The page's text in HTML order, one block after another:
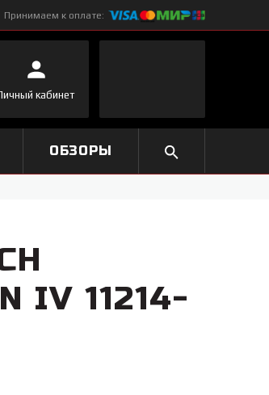
Принимаем к оплате:
кабинет
ОБЗОРЫ
IV 11214-